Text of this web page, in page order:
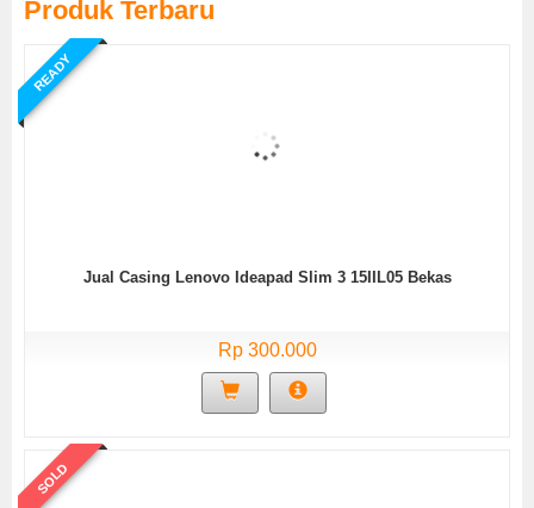
Produk Terbaru
READY
Jual Casing Lenovo Ideapad Slim 3 15IIL05 Bekas
Rp 300.000
SOLD